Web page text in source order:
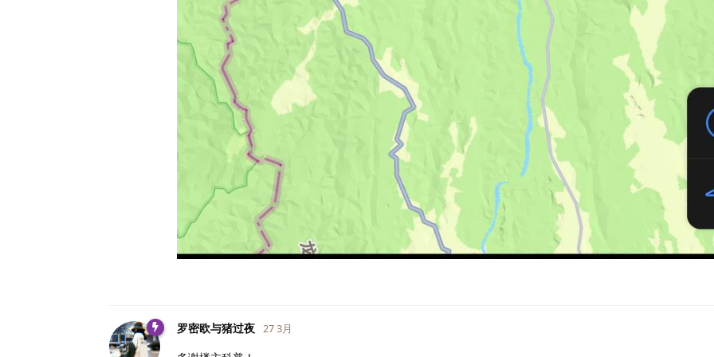
罗密欧与猪过夜 27 3月